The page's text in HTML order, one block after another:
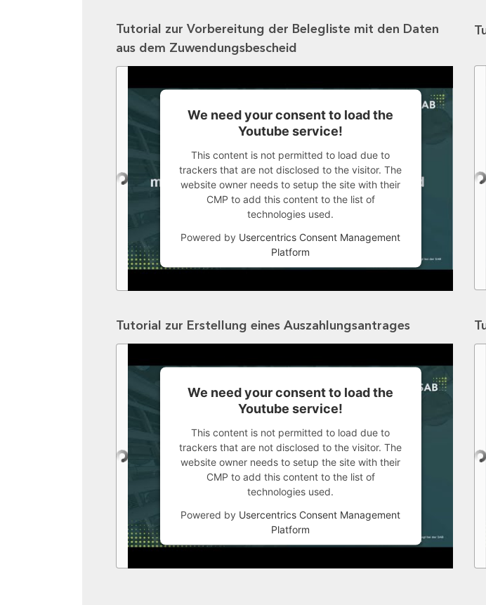
Tutorial zur Vorbereitung der Belegliste mit den Daten
aus dem Zuwendungsbescheid
We need your consent to load the
Youtube service!
This content is not permitted to load due to
trackers that are not disclosed to the visitor. The
website owner needs to setup the site with their
CMP to add this content to the list of
technologies used.
Powered by Usercentrics Consent Management
Platform
Tutorial zur Erstellung eines Auszahlungsantrages
We need your consent to load the
Youtube service!
This content is not permitted to load due to
trackers that are not disclosed to the visitor. The
website owner needs to setup the site with their
CMP to add this content to the list of
technologies used.
Powered by Usercentrics Consent Management
Platform